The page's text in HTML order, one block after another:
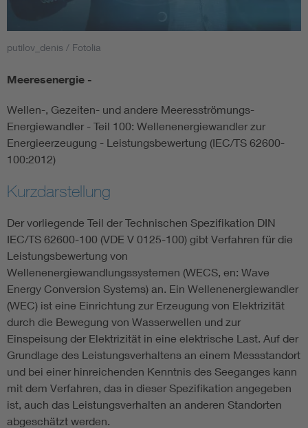
Smart Cities
Circular Economy für mehr Ressourceneffizienz
DIN VDE 0100 für sichere Elektroinstallationen
Elektrofachkraft (EFK)
putilov_denis / Fotolia
Meeresenergie -
Wellen-, Gezeiten- und andere Meeresströmungs-
Energiewandler - Teil 100: Wellenenergiewandler zur
Energieerzeugung - Leistungsbewertung (IEC/TS 62600-
100:2012)
Kurzdarstellung
Der vorliegende Teil der Technischen Spezifikation DIN
IEC/TS 62600-100 (VDE V 0125-100) gibt Verfahren für die
Leistungsbewertung von
Wellenenergiewandlungssystemen (WECS, en: Wave
Energy Conversion Systems) an. Ein Wellenenergiewandler
(WEC) ist eine Einrichtung zur Erzeugung von Elektrizität
durch die Bewegung von Wasserwellen und zur
Einspeisung der Elektrizität in eine elektrische Last. Auf der
Grundlage des Leistungsverhaltens an einem Messstandort
und bei einer hinreichenden Kenntnis des Seeganges kann
mit dem Verfahren, das in dieser Spezifikation angegeben
ist, auch das Leistungsverhalten an anderen Standorten
abgeschätzt werden.